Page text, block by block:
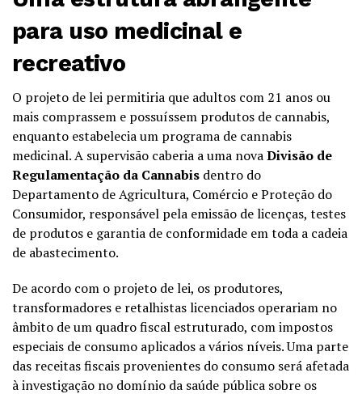
para uso medicinal e
recreativo
O projeto de lei permitiria que adultos com 21 anos ou
mais comprassem e possuíssem produtos de cannabis,
enquanto estabelecia um programa de cannabis
medicinal. A supervisão caberia a uma novaDivisão de
Regulamentação da Cannabis dentro do
Departamento de Agricultura, Comércio e Proteção do
Consumidor, responsável pela emissão de licenças, testes
de produtos e garantia de conformidade em toda a cadeia
de abastecimento.
De acordo com o projeto de lei, os produtores,
transformadores e retalhistas licenciados operariam no
âmbito de um quadro fiscal estruturado, com impostos
especiais de consumo aplicados a vários níveis. Uma parte
das receitas fiscais provenientes do consumo será afetada
à investigação no domínio da saúde pública sobre os